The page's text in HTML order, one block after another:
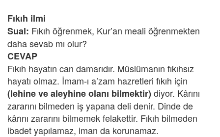
Fıkıh ilmi
Sual: Fıkıh öğrenmek, Kur’an meali öğrenmekten
daha sevab mı olur?
CEVAP
Fıkıh hayatın can damarıdır. Müslümanın fıkıhsız
hayatı olmaz. İmam-ı a’zam hazretleri fıkıh için
(lehine ve aleyhine olanı bilmektir) diyor. Kârını
zararını bilmeden iş yapana deli denir. Dinde de
kârını zararını bilmemek felakettir. Fıkıh bilmeden
ibadet yapılamaz, iman da korunamaz.